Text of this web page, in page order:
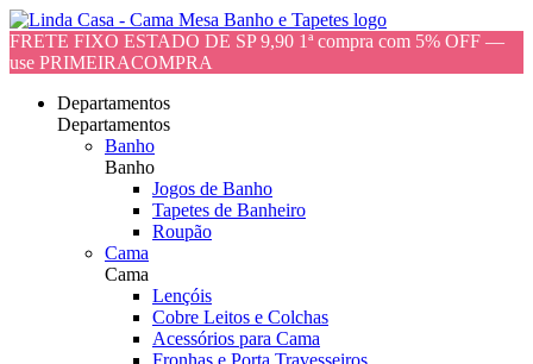
FRETE FIXO ESTADO DE SP 9,90 1ª compra com 5% OFF —
use PRIMEIRACOMPRA
Departamentos
Departamentos
Banho
Banho
Jogos de Banho
Tapetes de Banheiro
Roupão
Cama
Cama
Lençóis
Cobre Leitos e Colchas
Acessórios para Cama
Fronhas e Porta Travesseiros